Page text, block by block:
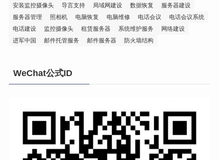
安装监控摄像头
导言支持 局域网建设 数据恢复
服务器建设
服务器管理
照相机 电脑恢复 电脑维修 电话会议
电话会议系统
电话建设
监控摄像头 租赁服务器 系统维护服务
网络建设
进军中国
邮件托管服务 邮件服务器 防火墙结构
WeChat公式ID